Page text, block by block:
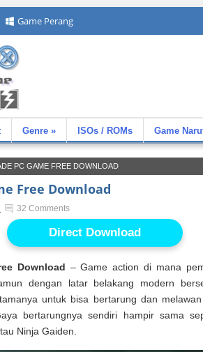
Game Perang
Genre » ISOs / ROMs Game
PC GAME FREE DOWNLOAD
Free Download
32 Comments
Direct Download
Download – Game action di mana
dengan latar belakang modern
untuk bisa bertarung dan
bertarungnya sendiri hampir sama
Ninja Gaiden.